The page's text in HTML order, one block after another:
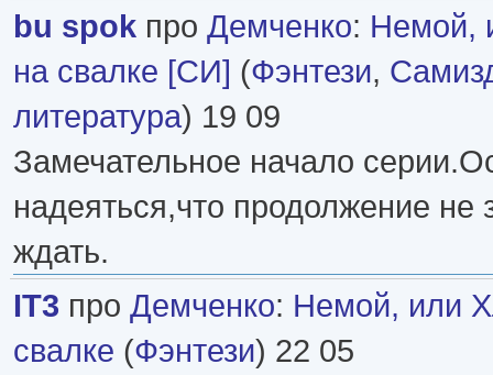
bu spok про Демченко: Немой,
на свалке [СИ] (Фэнтези,
литература) 19 09
Замечательное начало
надеяться,что продолжение не
ждать.
IT3 про Демченко: Немой, или
свалке (Фэнтези) 22 05